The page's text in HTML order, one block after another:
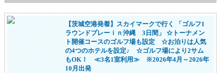
【茨城空港発着】スカイマークで行く 「ゴルフ1
ラウンドプレーｉｎ沖縄 3日間」 ☆トーナメン
ト開催コースのゴルフ場も設定 ☆お泊りは人気
の4つのホテルを設定♪ ☆ゴルフ場により2サム
もOK！ ≪3名1室利用≫ ※2026年4月～2026年
10月出発